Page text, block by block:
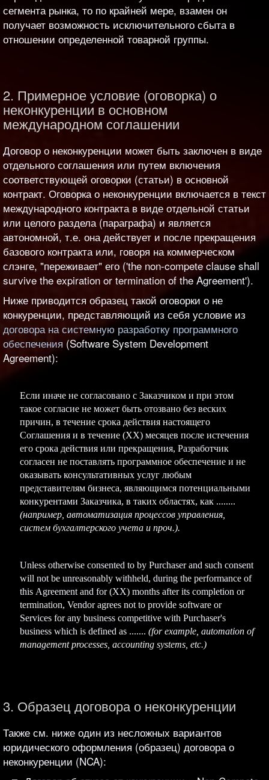
сегмента рынка, то по крайней мере, взамен он
получает возможность исключительного сбыта в
отношении определенной товарной группы.
2. Примерное условие (оговорка) о
неконкуренции в основном
международном соглашении
Договор о неконкуренции может быть заключен в виде
отдельного соглашения или путем включения
соответствующей оговорки (статьи) в основной
контракт. Оговорка о неконкуренции включается в текст
международного контракта в виде отдельной статьи
или целого раздела (параграфа) и является
автономной, т.е. она действует и после прекращения
базового контракта или, говоря на коммерческом
слэнге, "переживает" его ('the non-compete clause shall
survive the expiration or termination of the Agreement').
Ниже приводится образец такой оговорки о не
конкуренции, представляющий из себя условие из
договора на системную разработку программного
обеспечения (Software System Development
Agreement):
Если иначе не согласовано с Заказчиком и при этом
такое согласие не может быть отозвано без веских
причин, в течение срока действия настоящего
Соглашения и в течение (ХХ) месяцев после истечения
его срока действия или прекращения, Разработчик
согласен не поставлять программное обеспечение и не
оказывать консультативных услуг любым
представителям бизнеса, являющимся потенциальными
конкурентами Заказчика, в таких областях, как ........
(например, автоматизация процессов управления,
систем бухгалтерского учета и проч.).
Unless otherwise consented to by Purchaser and such consent
will not be unreasonably withheld, during the performance of
this Agreement and for (ХХ) months after its completion or
termination, Vendor agrees not to provide software or
Services for any business competitive with Purchaser's
business which is defined as ....... (for example, automation of
management processes, accounting systems, etc.)
3. Образец договора о неконкуренции
Также см. ниже один из несложных вариантов
юридического оформления (образец) договора о
неконкуренции (NCA):